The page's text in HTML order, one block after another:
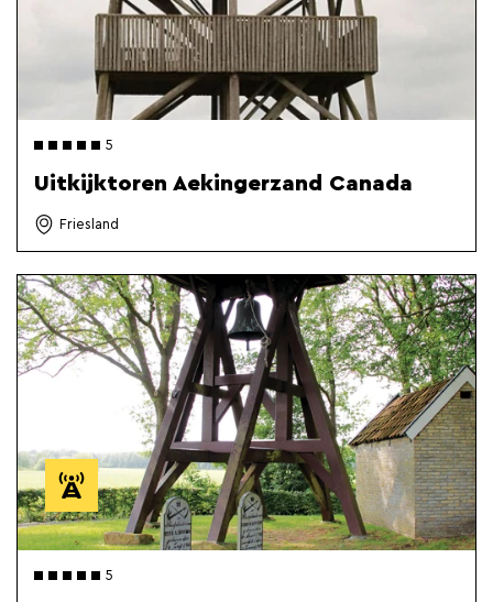
5
Uitkijktoren Aekingerzand Canada
Friesland
5